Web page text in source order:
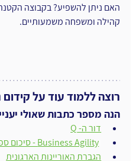
האם ניתן להשפיע? בקבוצה
קהילה ומשפחה משמעותיים.
רוצה ללמוד עוד על קידום
הנה מספר כתבות שאולי
דור ה- Q
Business Agility - סיכום ספר
הגברת האוריינות הארגונית